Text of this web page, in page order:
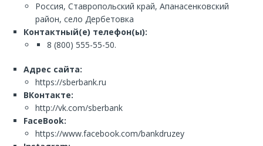
Россия, Ставропольский край, Апанасенковский
район, село Дербетовка
Контактный(е) телефон(ы):
8 (800) 555-55-50.
Адрес сайта:
https://sberbank.ru
ВКонтакте:
http://vk.com/sberbank
FaceBook:
https://www.facebook.com/bankdruzey